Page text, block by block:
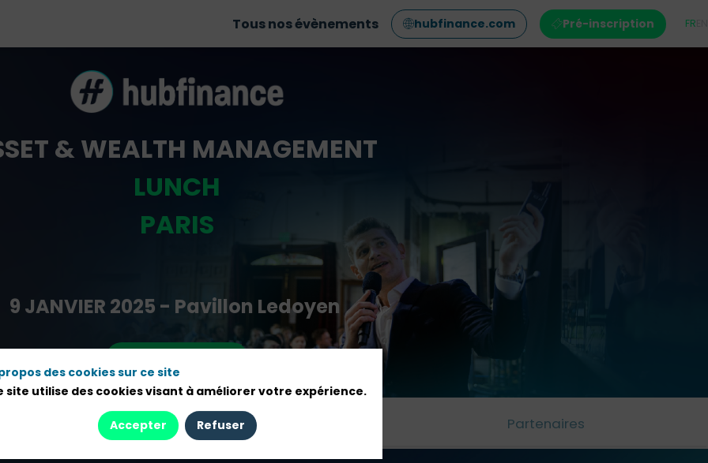
Tous nos évènements hubfinance.com Pré-inscription FR
& WEALTH MANAGEMENT
LUNCH
PARIS
9 JANVIER 2025 - Pavillon Ledoyen
Partenaires
des cookies sur ce site
site utilise des cookies visant à améliorer votre expérience.
Accepter Refuser